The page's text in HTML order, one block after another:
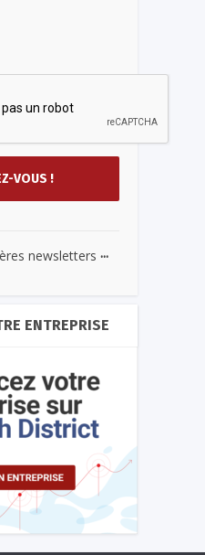
newsletters ...
ENTREPRISE